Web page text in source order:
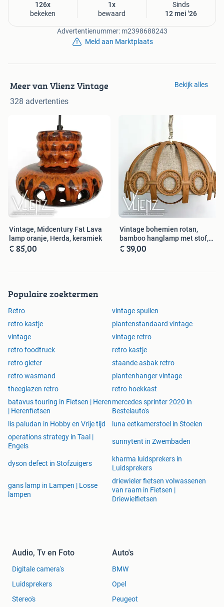
126x
bekeken
1x
bewaard
Sinds
12 mei '26
Advertentienummer: m2398688243
Meld aan Marktplaats
Meer van Vlienz Vintage
328 advertenties
Bekijk alles
Vintage, Midcentury Fat Lava
lamp oranje, Herda, keramiek
€ 85,00
Vintage bohemien rotan,
bamboo hanglamp met stof,
retro
€ 39,00
Populaire zoektermen
Retro
vintage spullen
retro kastje
plantenstandaard vintage
vintage
vintage retro
retro foodtruck
retro kastje
retro gieter
staande asbak retro
retro wasmand
plantenhanger vintage
theeglazen retro
retro hoekkast
batavus touring in Fietsen | Heren
| Herenfietsen
mercedes sprinter 2020 in
Bestelauto's
lis paludan in Hobby en Vrije tijd
luna eetkamerstoel in Stoelen
operations strategy in Taal |
Engels
sunnytent in Zwembaden
dyson defect in Stofzuigers
kharma luidsprekers in
Luidsprekers
gans lamp in Lampen | Losse
lampen
driewieler fietsen volwassenen
van raam in Fietsen |
Driewielfietsen
Audio, Tv en Foto
Digitale camera's
Luidsprekers
Stereo's
Auto's
BMW
Opel
Peugeot